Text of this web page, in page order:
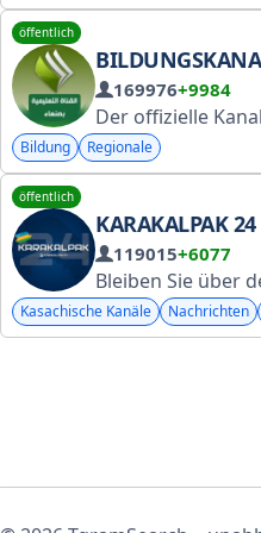
öffentlich
169976+9984
Der offizielle Kanal für Nachrichten aus den Bereichen Bildung, Beruf und
Bildung Regionale
öffentlich
KARAKALPAK 24
119015+6077
Bleiben Sie über den Telegram-Kanal @KARAKALPAK24 mit den neuesten Nachrichten
Kasachische Kanäle Nachrichten